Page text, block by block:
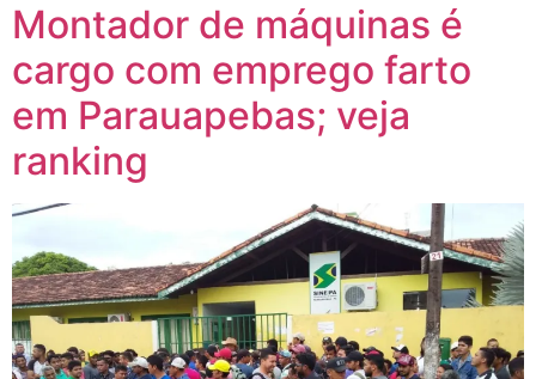
Montador de máquinas é
cargo com emprego farto
em Parauapebas; veja
ranking